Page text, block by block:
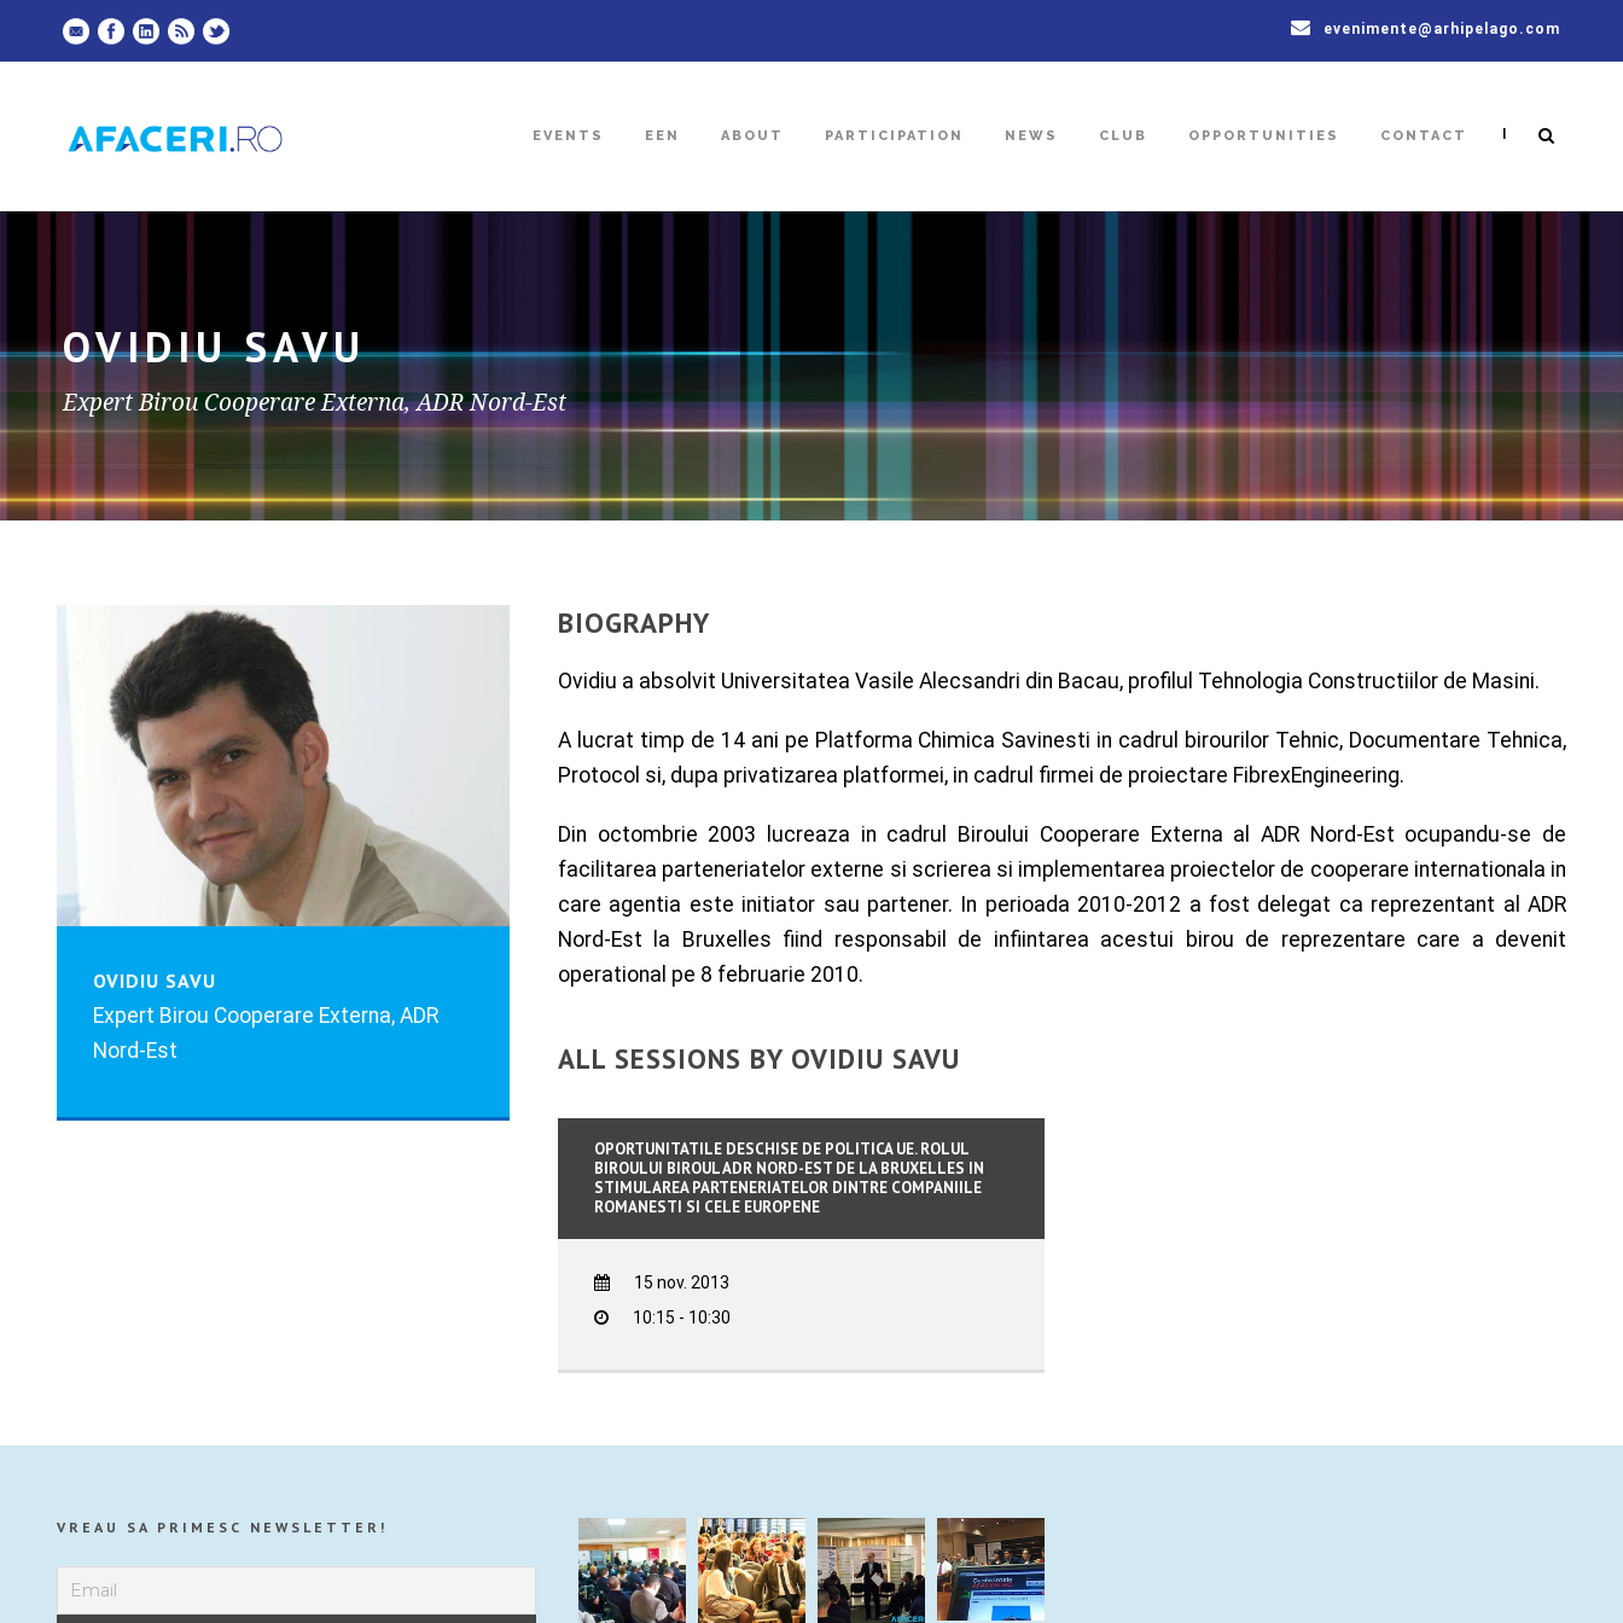
evenimente@arhipelago.com
EVENTS EEN ABOUT PARTICIPATION NEWS CLUB OPPORTUNITIES CONTACT |
OVIDIU SAVU
Expert Birou Cooperare Externa, ADR Nord-Est
OVIDIU SAVU
Expert Birou Cooperare Externa, ADR
Nord-Est
BIOGRAPHY
Ovidiu a absolvit Universitatea Vasile Alecsandri din Bacau, profilul Tehnologia Constructiilor de Masini.
A lucrat timp de 14 ani pe Platforma Chimica Savinesti in cadrul birourilor Tehnic, Documentare Tehnica,
Protocol si, dupa privatizarea platformei, in cadrul firmei de proiectare FibrexEngineering.
Din octombrie 2003 lucreaza in cadrul Biroului Cooperare Externa al ADR Nord-Est ocupandu-se de
facilitarea parteneriatelor externe si scrierea si implementarea proiectelor de cooperare internationala in
care agentia este initiator sau partener. In perioada 2010-2012 a fost delegat ca reprezentant al ADR
Nord-Est la Bruxelles fiind responsabil de infiintarea acestui birou de reprezentare care a devenit
operational pe 8 februarie 2010.
ALL SESSIONS BY OVIDIU SAVU
OPORTUNITATILE DESCHISE DE POLITICA UE. ROLUL
BIROULUI BIROUL ADR NORD-EST DE LA BRUXELLES IN
STIMULAREA PARTENERIATELOR DINTRE COMPANIILE
ROMANESTI SI CELE EUROPENE
15 nov. 2013
10:15 - 10:30
VREAU SA PRIMESC NEWSLETTER!